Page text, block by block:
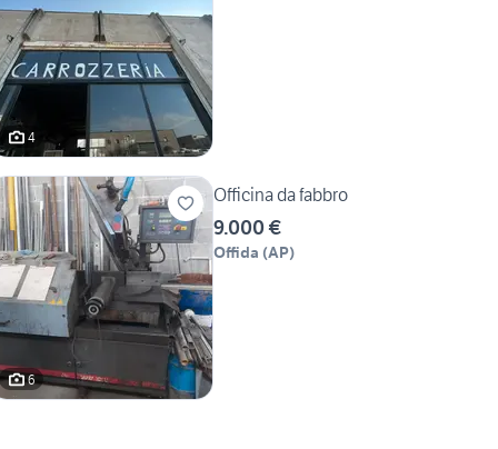
4
6
Officina da fabbro
9.000 €
Offida (AP)